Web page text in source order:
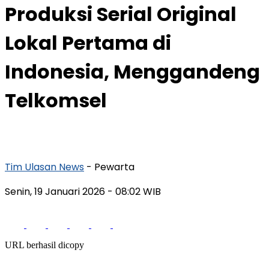
Produksi Serial Original
Lokal Pertama di
Indonesia, Menggandeng
Telkomsel
Tim Ulasan News - Pewarta
Senin, 19 Januari 2026 - 08:02 WIB
URL berhasil dicopy